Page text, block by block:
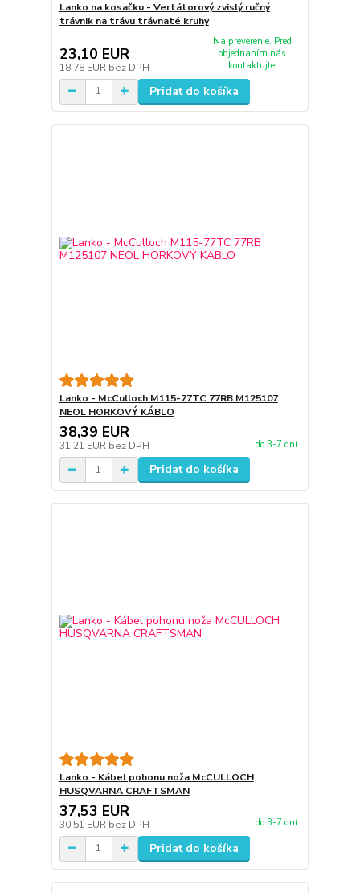
Lanko na kosačku - Vertátorový zvislý ručný
trávnik na trávu trávnaté kruhy
23,10 EUR
18,78 EUR bez DPH
Na preverenie. Pred
objednaním nás
kontaktujte.
Pridať do košíka
Lanko - McCulloch M115-77TC 77RB M125107
NEOL HORKOVÝ KÁBLO
38,39 EUR
31,21 EUR bez DPH do 3-7 dní
Pridať do košíka
Lanko - Kábel pohonu noža McCULLOCH
HUSQVARNA CRAFTSMAN
37,53 EUR
30,51 EUR bez DPH do 3-7 dní
Pridať do košíka